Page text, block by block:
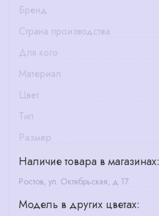
Бренд
Страна производства
Для кого
Материал
Цвет
Тип
Размер
Наличие товара в магазинах:
Ростов, ул. Октябрьская, д 17
Модель в других цветах: